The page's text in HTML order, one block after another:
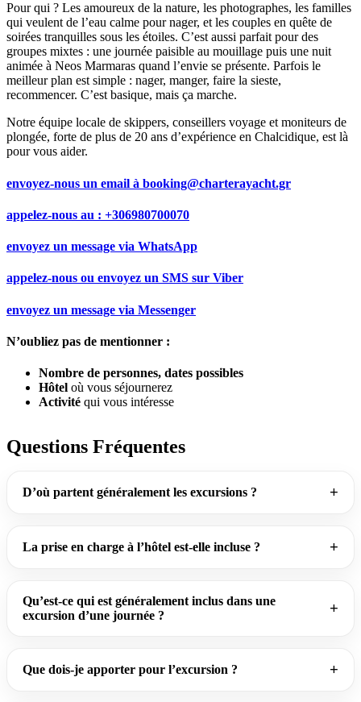
Pour qui ? Les amoureux de la nature, les photographes, les familles
qui veulent de l’eau calme pour nager, et les couples en quête de
soirées tranquilles sous les étoiles. C’est aussi parfait pour des
groupes mixtes : une journée paisible au mouillage puis une nuit
animée à Neos Marmaras quand l’envie se présente. Parfois le
meilleur plan est simple : nager, manger, faire la sieste,
recommencer. C’est basique, mais ça marche.
Notre équipe locale de skippers, conseillers voyage et moniteurs de
plongée, forte de plus de 20 ans d’expérience en Chalcidique, est là
pour vous aider.
envoyez-nous un email à booking@charterayacht.gr
appelez-nous au : +306980700070
envoyez un message via WhatsApp
appelez-nous ou envoyez un SMS sur Viber
envoyez un message via Messenger
N’oubliez pas de mentionner :
Nombre de personnes, dates possibles
Hôtel où vous séjournerez
Activité qui vous intéresse
Questions Fréquentes
D’où partent généralement les excursions ?
La prise en charge à l’hôtel est-elle incluse ?
Qu’est-ce qui est généralement inclus dans une
excursion d’une journée ?
Que dois-je apporter pour l’excursion ?